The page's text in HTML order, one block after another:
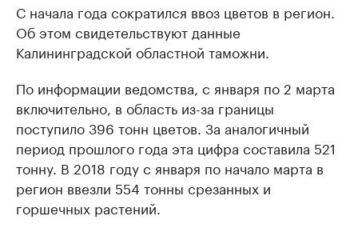
С начала года сократился ввоз цветов в регион.
Об этом свидетельствуют данные
Калининградской областной таможни.
По информации ведомства, с января по 2 марта
включительно, в область из-за границы
поступило 396 тонн цветов. За аналогичный
период прошлого года эта цифра составила 521
тонну. В 2018 году с января по начало марта в
регион ввезли 554 тонны срезанных и
горшечных растений.